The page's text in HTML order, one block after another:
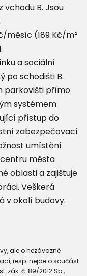
B. Jsou
​m​ě​s​í​c​ ​(​1​8​9​ ​K​č​/​m​²​
a sociální
po schodišti B.
parkovišti přímo
systémem.
přístup do
zabezpečovací
umístění
města
oblasti a zajištuje
Veškerá
v okolí budovy.
ale o nezávazné
resp. nejde o součást
zák. č. 89/2012 Sb.,